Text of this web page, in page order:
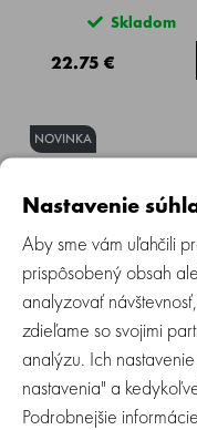
Skladom
22.75 €
NOVINKA
SUAVINEX | Detské
14 rokov polarizované s
2026 - zelené dúhové
Skladom
25.90 €
Nastavenie
Aby sme vám uľahčili
prispôsobený obsah
analyzovať
zdieľame so svojimi
analýzu. Ich
nastavenia" a
Podrobnejšie